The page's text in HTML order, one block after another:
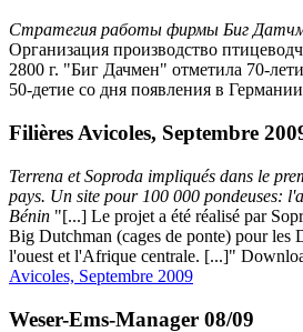
Стратегия работы фирмы Биг
Организация производство
2800 г. "Биг Дачмен" отметила 70-
50-детие со дня появления в
Filières Avicoles, Septembre
Terrena et Soproda impliqués dans le
pays. Un site pour 100 000 pondeuses:
Bénin "[...] Le projet a été réalisé par
Big Dutchman (cages de ponte) pour les
l'ouest et l'Afrique centrale. [...]"
Avicoles, Septembre 2009
Weser-Ems-Manager 08/09